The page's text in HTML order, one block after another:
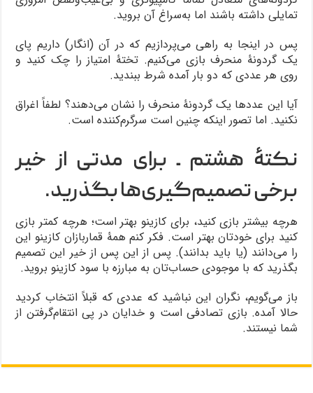
تمایلی داشته باشند اما به‌سراغ آن بروید.
پس در اینجا به راهی می‌پردازیم که در آن (انگار) داریم پای
یک گردونۀ منحرف بازی می‌کنیم. تختۀ امتیاز را چک کنید و
روی هر عددی که دو بار آمده شرط ببندید.
آیا این عددها یک گردونۀ منحرف را نشان می‌دهند؟ لطفاً اغراق
نکنید. اما تصور اینکه چنین است سرگرم‌کننده است.
نکتۀ هشتم ـ برای مدتی از خیر
برخی تصمیم‌گیری‌ها بگذرید.
هرچه بیشتر بازی کنید، برای کازینو بهتر است؛ هرچه کمتر بازی
کنید برای خودتان بهتر است. فکر کنم همۀ قماربازان کازینو این
را می‌دانند (یا باید بدانند). پس از این پس از خیر این تصمیم
بگذرید که با موجودی حساب‌تان به مبارزه با سود کازینو بروید.
باز می‌گویم، نگران این نباشید که عددی که قبلاً انتخاب کردید
حالا آمده. بازی تصادفی است و خدایان در پی انتقام‌گرفتن از
شما نیستند.